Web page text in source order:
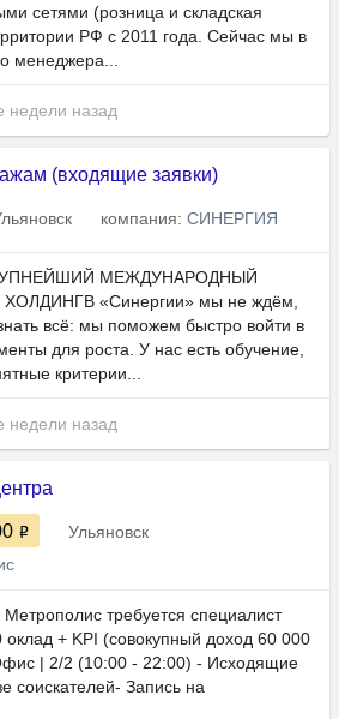
сетями (розница и складская
РФ с 2011 года. Сейчас мы в
менеджера...
недели назад
(входящие заявки)
компания: СИНЕРГИЯ
МЕЖДУНАРОДНЫЙ
«Синергии» мы не ждём,
всё: мы поможем быстро войти в
для роста. У нас есть обучение,
критерии...
недели назад
Ульяновск
Метрополис требуется специалист
+ KPI (совокупный доход 60 000
| 2/2 (10:00 - 22:00) - Исходящие
соискателей- Запись на